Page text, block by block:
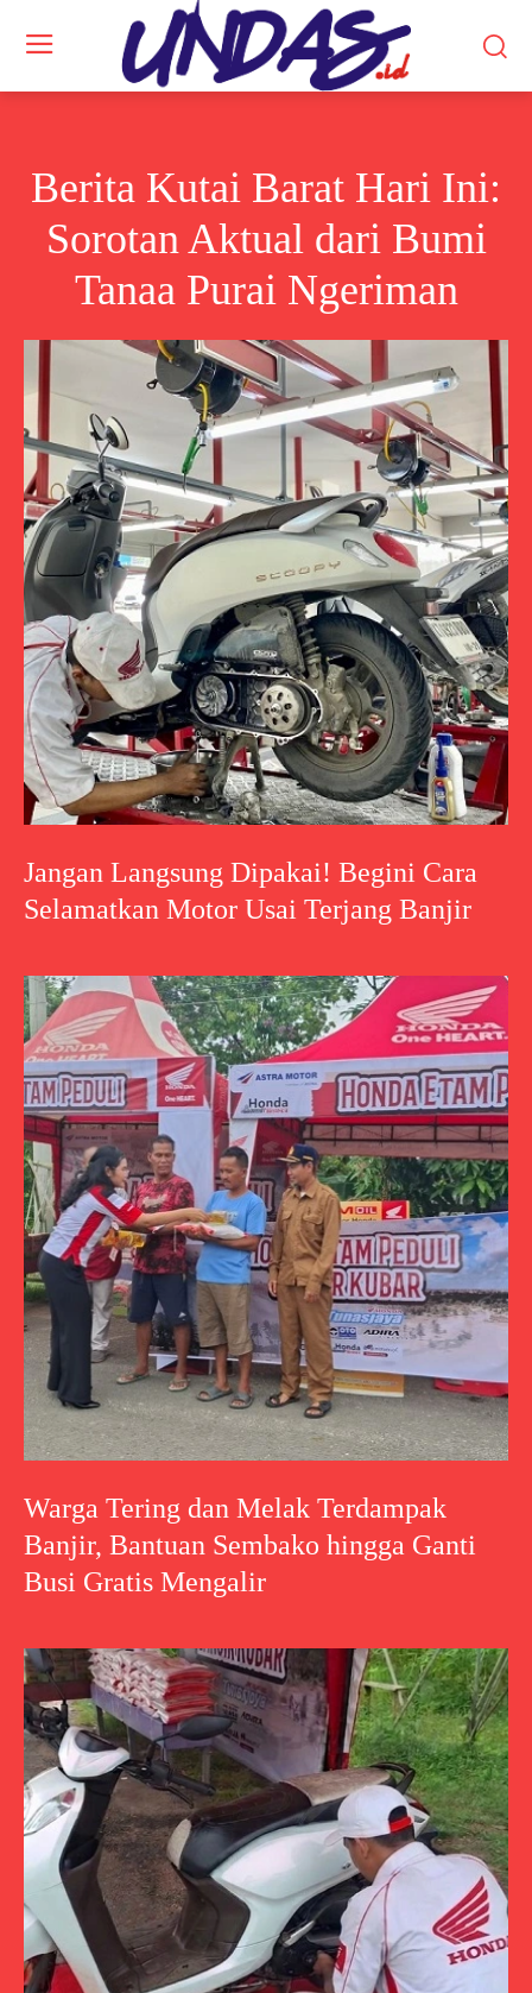
Berita Kutai Barat Hari Ini:
Sorotan Aktual dari Bumi
Tanaa Purai Ngeriman
Jangan Langsung Dipakai! Begini Cara
Selamatkan Motor Usai Terjang Banjir
Warga Tering dan Melak Terdampak
Banjir, Bantuan Sembako hingga Ganti
Busi Gratis Mengalir